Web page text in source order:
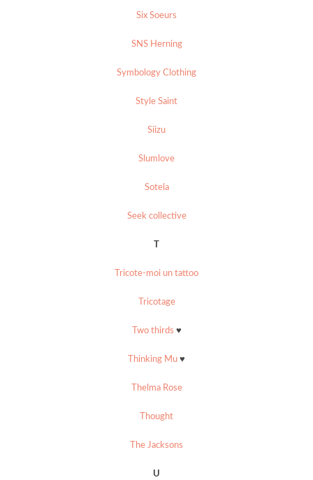
Six Soeurs
SNS Herning
Symbology Clothing
Style Saint
Siizu
Slumlove
Sotela
Seek collective
T
Tricote-moi un tattoo
Tricotage
Two thirds ♥
Thinking Mu ♥
Thelma Rose
Thought
The Jacksons
U